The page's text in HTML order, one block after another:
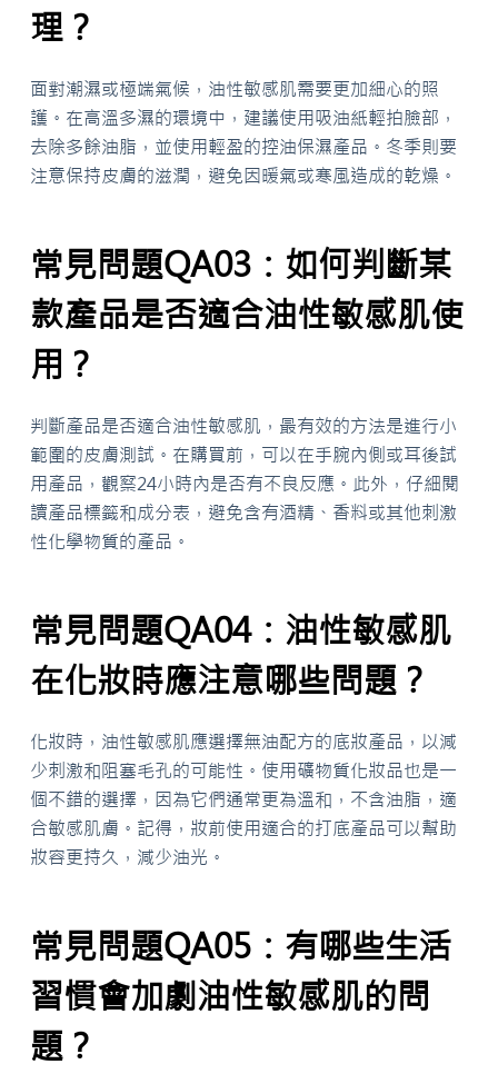
理？
面對潮濕或極端氣候，油性敏感肌需要更加細心的照
護。在高溫多濕的環境中，建議使用吸油紙輕拍臉部，
去除多餘油脂，並使用輕盈的控油保濕產品。冬季則要
注意保持皮膚的滋潤，避免因暖氣或寒風造成的乾燥。
常見問題QA03：如何判斷某
款產品是否適合油性敏感肌使
用？
判斷產品是否適合油性敏感肌，最有效的方法是進行小
範圍的皮膚測試。在購買前，可以在手腕內側或耳後試
用產品，觀察24小時內是否有不良反應。此外，仔細閱
讀產品標籤和成分表，避免含有酒精、香料或其他刺激
性化學物質的產品。
常見問題QA04：油性敏感肌
在化妝時應注意哪些問題？
化妝時，油性敏感肌應選擇無油配方的底妝產品，以減
少刺激和阻塞毛孔的可能性。使用礦物質化妝品也是一
個不錯的選擇，因為它們通常更為溫和，不含油脂，適
合敏感肌膚。記得，妝前使用適合的打底產品可以幫助
妝容更持久，減少油光。
常見問題QA05：有哪些生活
習慣會加劇油性敏感肌的問
題？